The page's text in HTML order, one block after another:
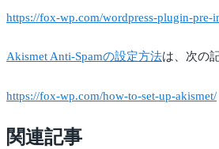
https://fox-wp.com/wordpress-plugin-pre-
Akismet Anti-Spamの設定方法は、次の
https://fox-wp.com/how-to-set-up-akismet/
関連記事